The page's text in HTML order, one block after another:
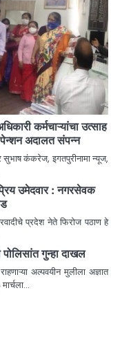
कर्मचाऱ्यांचा उत्साह
पेन्शन अदालत संपन्न
सुभाष कंकरेज, इगतपुरीनामा न्यूज,
उमेदवार : नगरसेवक
प्रदेश नेते फिरोज पठाण हे
गुन्हा दाखल
अल्पवयीन मुलीला अज्ञात